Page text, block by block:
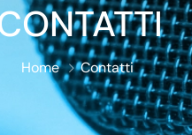
Home Contatti